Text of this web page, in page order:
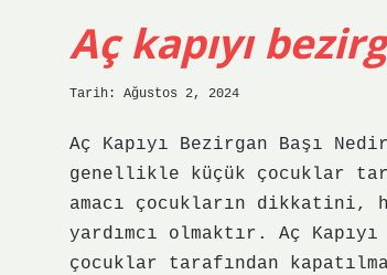
Aç kapıyı
Tarih: Ağustos 2, 2024
Aç Kapıyı Bezirgan Başı
genellikle küçük çocuklar
amacı çocukların dikkatini,
yardımcı olmaktır. Aç
çocuklar tarafından